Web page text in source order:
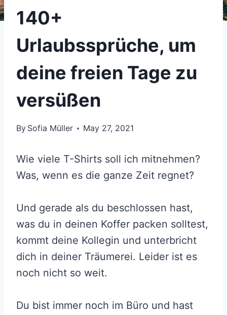
140+
Urlaubssprüche, um
deine freien Tage zu
versüßen
By Sofia Müller May 27, 2021
Wie viele T-Shirts soll ich mitnehmen?
Was, wenn es die ganze Zeit regnet?
Und gerade als du beschlossen hast,
was du in deinen Koffer packen solltest,
kommt deine Kollegin und unterbricht
dich in deiner Träumerei. Leider ist es
noch nicht so weit.
Du bist immer noch im Büro und hast